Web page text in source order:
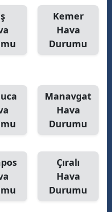
Kemer
Hava
Durumu
Manavgat
Hava
Durumu
Çıralı
Hava
Durumu